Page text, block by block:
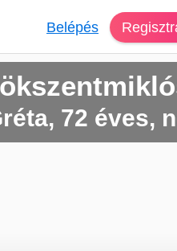
Belépés
72 éves,